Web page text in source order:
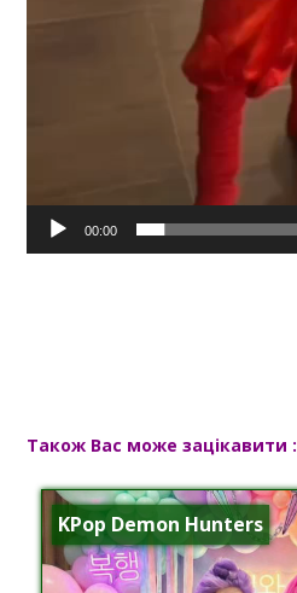
00:00
Також Вас може зацікавити :
KPop Demon Hunters